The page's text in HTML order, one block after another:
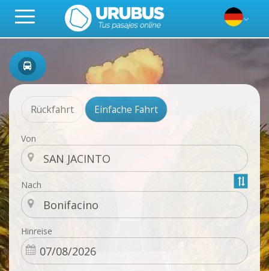
Rückfahrt Einfache Fahrt
Von
Nach
Hinreise